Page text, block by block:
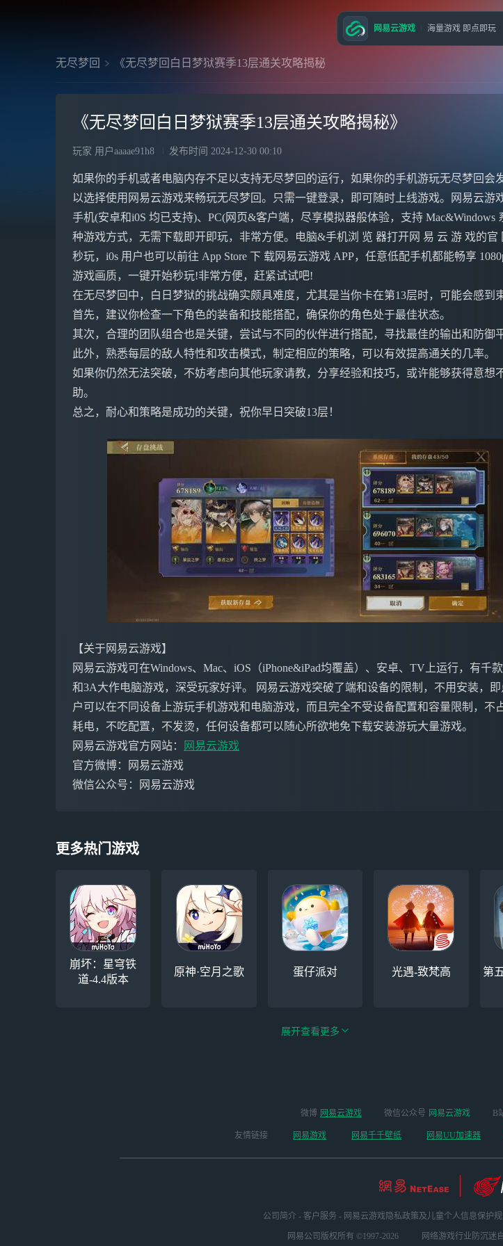
无尽梦回 《无尽梦回白日梦狱赛季13层通关攻略揭秘
《无尽梦回白日梦狱赛季13层通关攻略揭秘》
玩家 用户aaaae91h8 发布时间 2024-12-30 00:10
如果你的手机或者电脑内存不足以支持无尽梦回的运行，如果你的手机游玩无尽梦回会
以选择使用网易云游戏来畅玩无尽梦回。只需一键登录，即可随时上线游戏。网易云游
手机(安卓和i0S 均已支持)、PC(网页&客户端，尽享模拟器般体验，支持 Mac&Windows
种游戏方式，无需下载即开即玩，非常方便。电脑&手机浏 览 器打开网 易 云 游 戏的官
秒玩，i0s 用户也可以前往 App Store 下 载网易云游戏 APP，任意低配手机都能畅享
游戏画质，一键开始秒玩!非常方便，赶紧试试吧!
在无尽梦回中，白日梦狱的挑战确实颇具难度，尤其是当你卡在第13层时，可能会感到
首先，建议你检查一下角色的装备和技能搭配，确保你的角色处于最佳状态。
其次，合理的团队组合也是关键，尝试与不同的伙伴进行搭配，寻找最佳的输出和防御
此外，熟悉每层的敌人特性和攻击模式，制定相应的策略，可以有效提高通关的几率。
如果你仍然无法突破，不妨考虑向其他玩家请教，分享经验和技巧，或许能够获得意想
助。
总之，耐心和策略是成功的关键，祝你早日突破13层！
【关于网易云游戏】
网易云游戏可在Windows、Mac、iOS（iPhone&iPad均覆盖）、安卓、TV上运行，有千
和3A大作电脑游戏，深受玩家好评。 网易云游戏突破了端和设备的限制，不用安装，即
户可以在不同设备上游玩手机游戏和电脑游戏，而且完全不受设备配置和容量限制，不
耗电，不吃配置，不发烫，任何设备都可以随心所欲地免下载安装游玩大量游戏。
网易云游戏官方网站：
网易云游戏
官方微博：网易云游戏
微信公众号：网易云游戏
更多热门游戏
崩坏：星穹铁
道-4.4版本
原神·空月之歌 蛋仔派对 光遇-致梵高 第
逆水寒手游（全新
版本开启 ）
云手机
展开查看更多
网易云游戏 海量游戏 即点即玩
微博 网易云游戏 微信公众号 网易云游戏 B
友情链接 网易游戏 网易千千壁纸 网易UU加速器
公司简介 - 客户服务 - 网易云游戏隐私政策及儿童个人信息保护规
网易公司版权所有 ©1997-2026 网络游戏行业防沉迷